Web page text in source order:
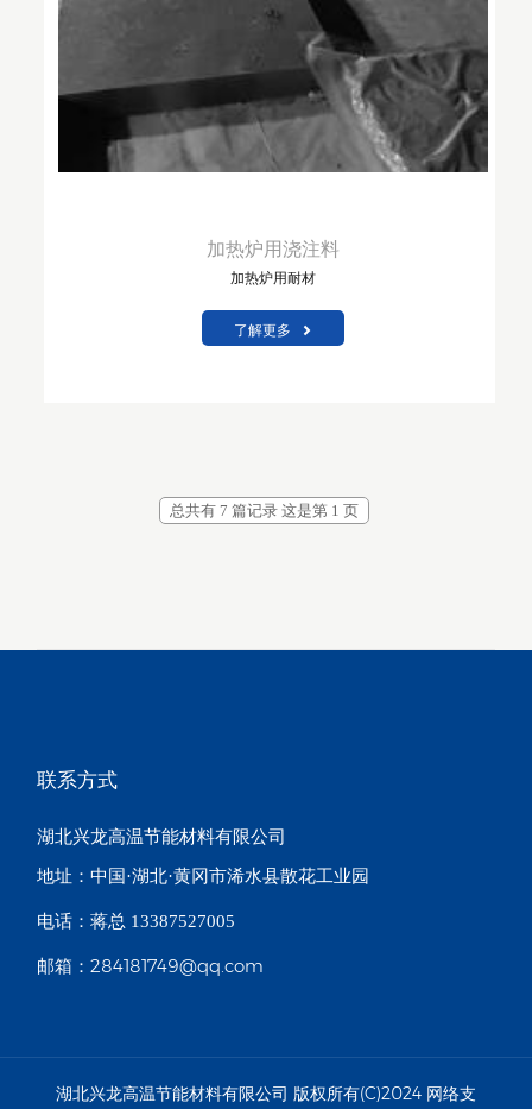
加热炉用浇注料
加热炉用耐材
了解更多
总共有 7 篇记录 这是第 1 页
联系方式
湖北兴龙高温节能材料有限公司
地址：中国·湖北·黄冈市浠水县散花工业园
电话：蒋总 13387527005
邮箱：284181749@qq.com
湖北兴龙高温节能材料有限公司 版权所有(C)2024 网络支